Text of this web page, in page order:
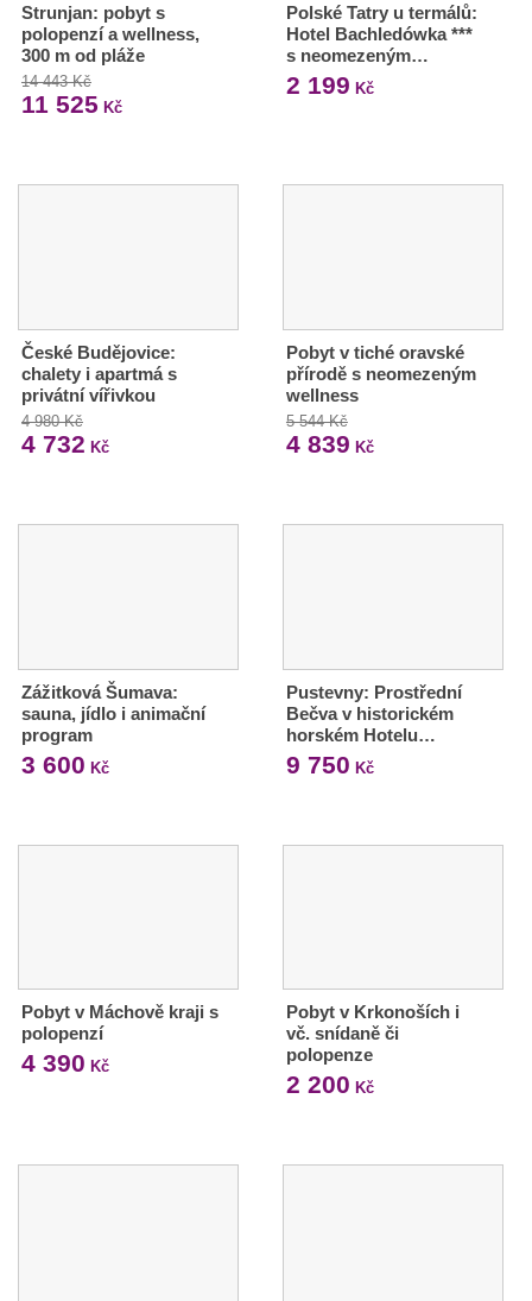
Strunjan: pobyt s
polopenzí a wellness,
300 m od pláže
14 443 Kč
11 525 Kč
Polské Tatry u termálů:
Hotel Bachledówka ***
s neomezeným…
2 199 Kč
České Budějovice:
chalety i apartmá s
privátní vířivkou
4 980 Kč
4 732 Kč
Pobyt v tiché oravské
přírodě s neomezeným
wellness
5 544 Kč
4 839 Kč
Zážitková Šumava:
sauna, jídlo i animační
program
3 600 Kč
Pustevny: Prostřední
Bečva v historickém
horském Hotelu…
9 750 Kč
Pobyt v Máchově kraji s
polopenzí
4 390 Kč
Pobyt v Krkonoších i
vč. snídaně či
polopenze
2 200 Kč